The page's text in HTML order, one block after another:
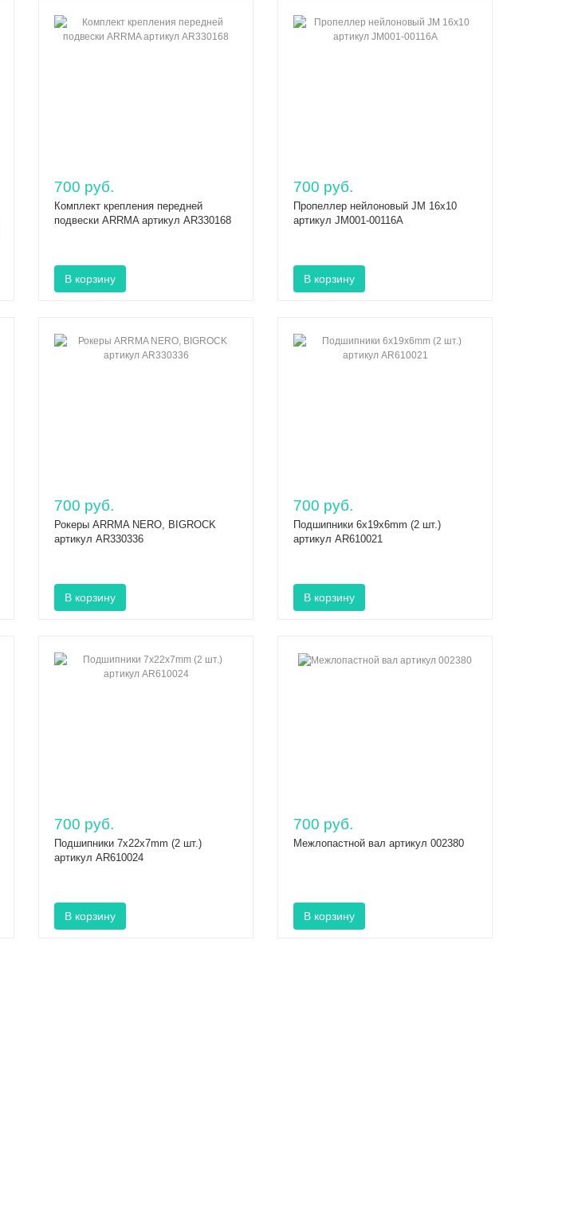
700 руб.
Комплект крепления передней
подвески ARRMA артикул AR330168
700 руб.
Пропеллер нейлоновый JM 16х10
артикул JM001-00116A
700 руб.
Рокеры ARRMA NERO, BIGROCK
артикул AR330336
700 руб.
Подшипники 6x19x6mm (2 шт.)
артикул AR610021
700 руб.
Подшипники 7x22x7mm (2 шт.)
артикул AR610024
700 руб.
Межлопастной вал артикул 002380